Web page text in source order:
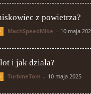
z powietrza?
MachSpeedMike - 10 maja
i jak działa?
TurbineTom - 10 maja 2025